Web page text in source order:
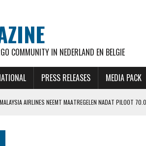
COMMUNITY IN NEDERLAND EN BELGIE
PRESS RELEASES MEDIA PACK
MALAYSIA AIRLINES NEEMT MAATREGELEN NADAT PILOOT